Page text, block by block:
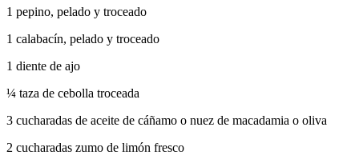
1 pepino, pelado y troceado
1 calabacín, pelado y troceado
1 diente de ajo
¼ taza de cebolla troceada
3 cucharadas de aceite de cáñamo o nuez de macadamia o oliva
2 cucharadas zumo de limón fresco